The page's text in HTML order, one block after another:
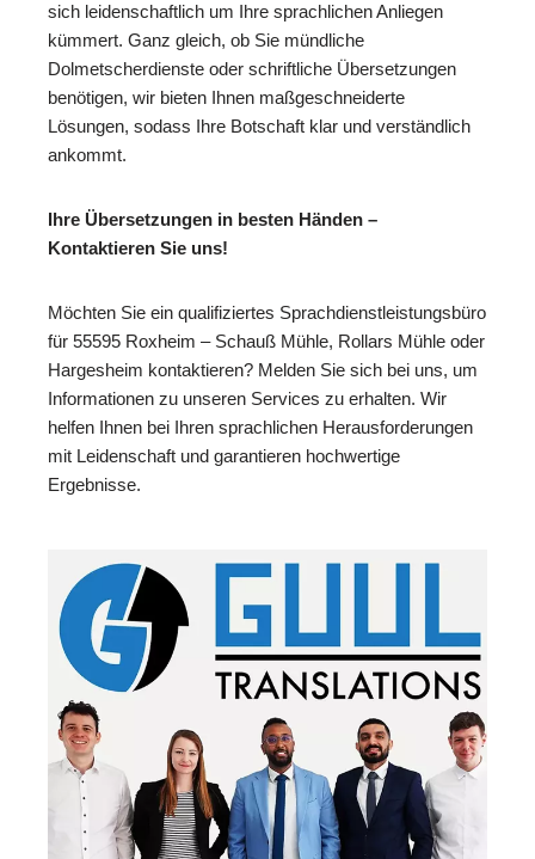
sich leidenschaftlich um Ihre sprachlichen Anliegen
kümmert. Ganz gleich, ob Sie mündliche
Dolmetscherdienste oder schriftliche Übersetzungen
benötigen, wir bieten Ihnen maßgeschneiderte
Lösungen, sodass Ihre Botschaft klar und verständlich
ankommt.
Ihre Übersetzungen in besten Händen –
Kontaktieren Sie uns!
Möchten Sie ein qualifiziertes Sprachdienstleistungsbüro
für 55595 Roxheim – Schauß Mühle, Rollars Mühle oder
Hargesheim kontaktieren? Melden Sie sich bei uns, um
Informationen zu unseren Services zu erhalten. Wir
helfen Ihnen bei Ihren sprachlichen Herausforderungen
mit Leidenschaft und garantieren hochwertige
Ergebnisse.